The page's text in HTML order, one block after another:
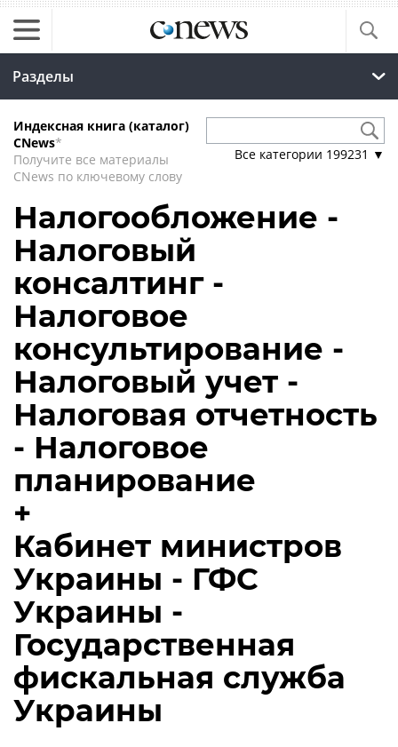
Разделы
Индексная книга (каталог)
CNews*
Получите все материалы
CNews по ключевому слову
Все категории 199231 ▼
Налогообложение -
Налоговый
консалтинг -
Налоговое
консультирование -
Налоговый учет -
Налоговая отчетность
- Налоговое
планирование
+
Кабинет министров
Украины - ГФС
Украины -
Государственная
фискальная служба
Украины